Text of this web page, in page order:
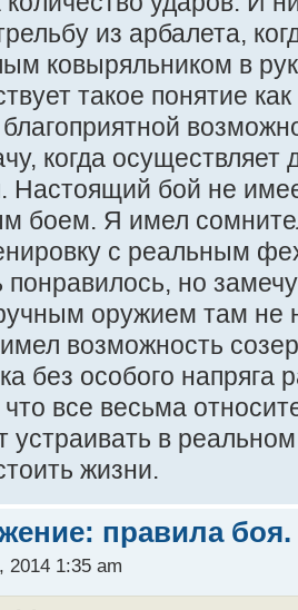
из арбалета,
ковыряльником в
такое понятие
когда
Настоящий бой не
боем. Я имел
с реальным
но
оружием там не
возможность
без особого напряга
все весьма
устраивать в
жизни.
правила боя.
2014 1:35 am